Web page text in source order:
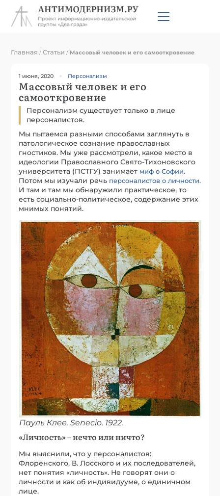
Главная /Статьи / Массовый человек и его самооткровение
1 июня, 2020 Персонализм
Массовый человек и его
самооткровение
Персонализм существует только в лице
персоналистов.
Мы пытаемся разными способами заглянуть в
патологическое сознание православных
гностиков. Мы уже рассмотрели, какое место в
идеологии Православного Свято-Тихоновского
университета (ПСТГУ) занимает миф о Софии.
Потом мы изучали речь персоналистов о личности.
И там и там мы обнаружили практическое, то
есть социально-политическое, содержание этих
мнимых понятий.
Пауль Клее. Senecio. 1922.
«Личность» – нечто или ничто?
Мы выяснили, что у персоналистов:
Флоренского, В. Лосского и их последователей,
нет понятия «личность». Не говорят они о
личности и как об индивидууме, о единичном
лице.